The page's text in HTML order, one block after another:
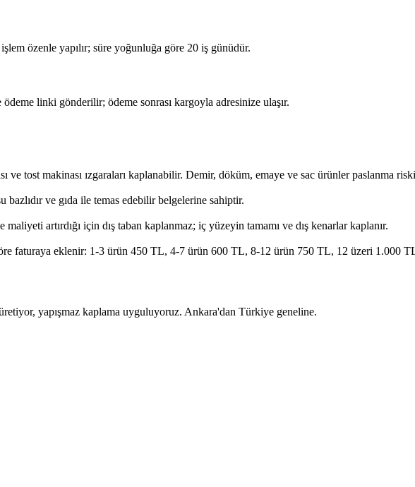
özenle yapılır; süre yoğunluğa göre 20 iş günüdür.
linki gönderilir; ödeme sonrası kargoyla adresinize ulaşır.
ve tost makinası ızgaraları kaplanabilir. Demir, döküm, emaye ve sac ürünler paslanma
ve gıda ile temas edebilir belgelerine sahiptir.
artırdığı için dış taban kaplanmaz; iç yüzeyin tamamı ve dış kenarlar kaplanır.
faturaya eklenir: 1-3 ürün 450 TL, 4-7 ürün 600 TL, 8-12 ürün 750 TL, 12 üzeri 1.000
yapışmaz kaplama uyguluyoruz. Ankara'dan Türkiye geneline.